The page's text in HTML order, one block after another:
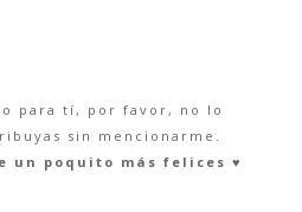
para tí, por favor, no lo
sin mencionarme.
un poquito más felices ♥︎